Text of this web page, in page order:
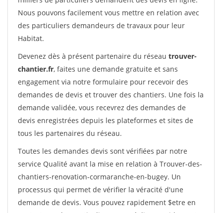
Nous pouvons facilement vous mettre en relation avec
des particuliers demandeurs de travaux pour leur
Habitat.
Devenez dès à présent partenaire du réseau trouver-
chantier.fr, faites une demande gratuite et sans
engagement via notre formulaire pour recevoir des
demandes de devis et trouver des chantiers. Une fois la
demande validée, vous recevrez des demandes de
devis enregistrées depuis les plateformes et sites de
tous les partenaires du réseau.
Toutes les demandes devis sont vérifiées par notre
service Qualité avant la mise en relation à Trouver-des-
chantiers-renovation-cormaranche-en-bugey. Un
processus qui permet de vérifier la véracité d'une
demande de devis. Vous pouvez rapidement $etre en